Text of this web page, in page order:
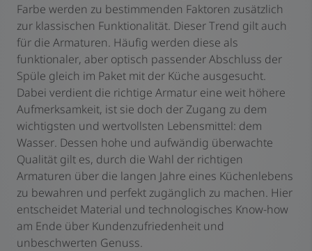
Farbe werden zu bestimmenden Faktoren zusätzlich
zur klassischen Funktionalität. Dieser Trend gilt auch
für die Armaturen. Häufig werden diese als
funktionaler, aber optisch passender Abschluss der
Spüle gleich im Paket mit der Küche ausgesucht.
Dabei verdient die richtige Armatur eine weit höhere
Aufmerksamkeit, ist sie doch der Zugang zu dem
wichtigsten und wertvollsten Lebensmittel: dem
Wasser. Dessen hohe und aufwändig überwachte
Qualität gilt es, durch die Wahl der richtigen
Armaturen über die langen Jahre eines Küchenlebens
zu bewahren und perfekt zugänglich zu machen. Hier
entscheidet Material und technologisches Know-how
am Ende über Kundenzufriedenheit und
unbeschwerten Genuss.